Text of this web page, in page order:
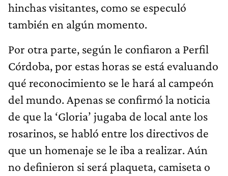
hinchas visitantes, como se especuló
también en algún momento.
Por otra parte, según le confiaron a Perfil
Córdoba, por estas horas se está evaluando
qué reconocimiento se le hará al campeón
del mundo. Apenas se confirmó la noticia
de que la ‘Gloria’ jugaba de local ante los
rosarinos, se habló entre los directivos de
que un homenaje se le iba a realizar. Aún
no definieron si será plaqueta, camiseta o